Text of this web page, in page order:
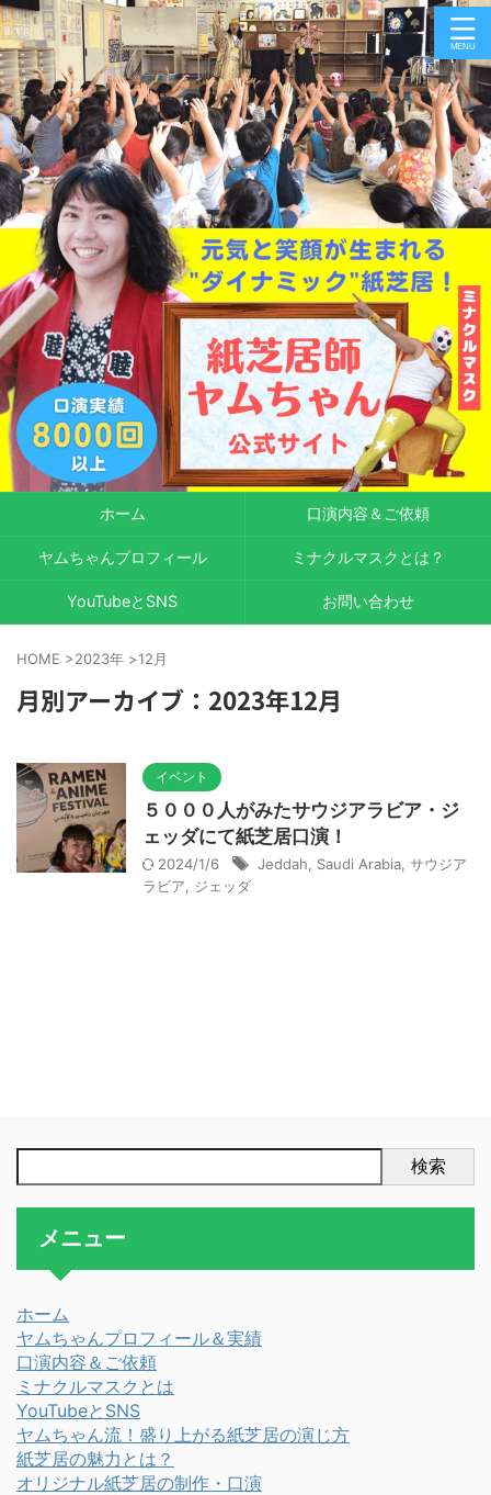
ホーム 口演内容＆ご依頼
ヤムちゃんプロフィール ミナクルマスクとは？
YouTubeとSNS お問い合わせ
HOME >2023年 >12月
月別アーカイブ：2023年12月
イベント
５０００人がみたサウジアラビア・ジ
ェッダにて紙芝居口演！
2024/1/6 Jeddah Saudi Arabia サウジア
ラビア
ジェッダ
検索
メニュー
ホーム
ヤムちゃんプロフィール＆実績
口演内容＆ご依頼
ミナクルマスクとは
YouTubeとSNS
ヤムちゃん流！盛り上がる紙芝居の演じ方
紙芝居の魅力とは？
オリジナル紙芝居の制作・口演